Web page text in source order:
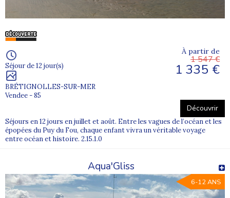
Séjour de 12 jour(s)
BRÉTIGNOLLES-SUR-MER
Vendee - 85
À partir de
1 547 €
1 335 €
Découvrir
Séjours en 12 jours en juillet et août. Entre les vagues de l’océan et les
épopées du Puy du Fou, chaque enfant vivra un véritable voyage
entre océan et histoire. 2.15.1.0
Aqua'Gliss
6-12 ANS